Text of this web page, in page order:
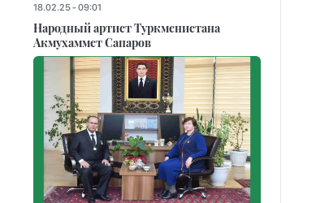
18.02.25 - 09:01
Народный артист Туркменистана
Акмухаммет Сапаров